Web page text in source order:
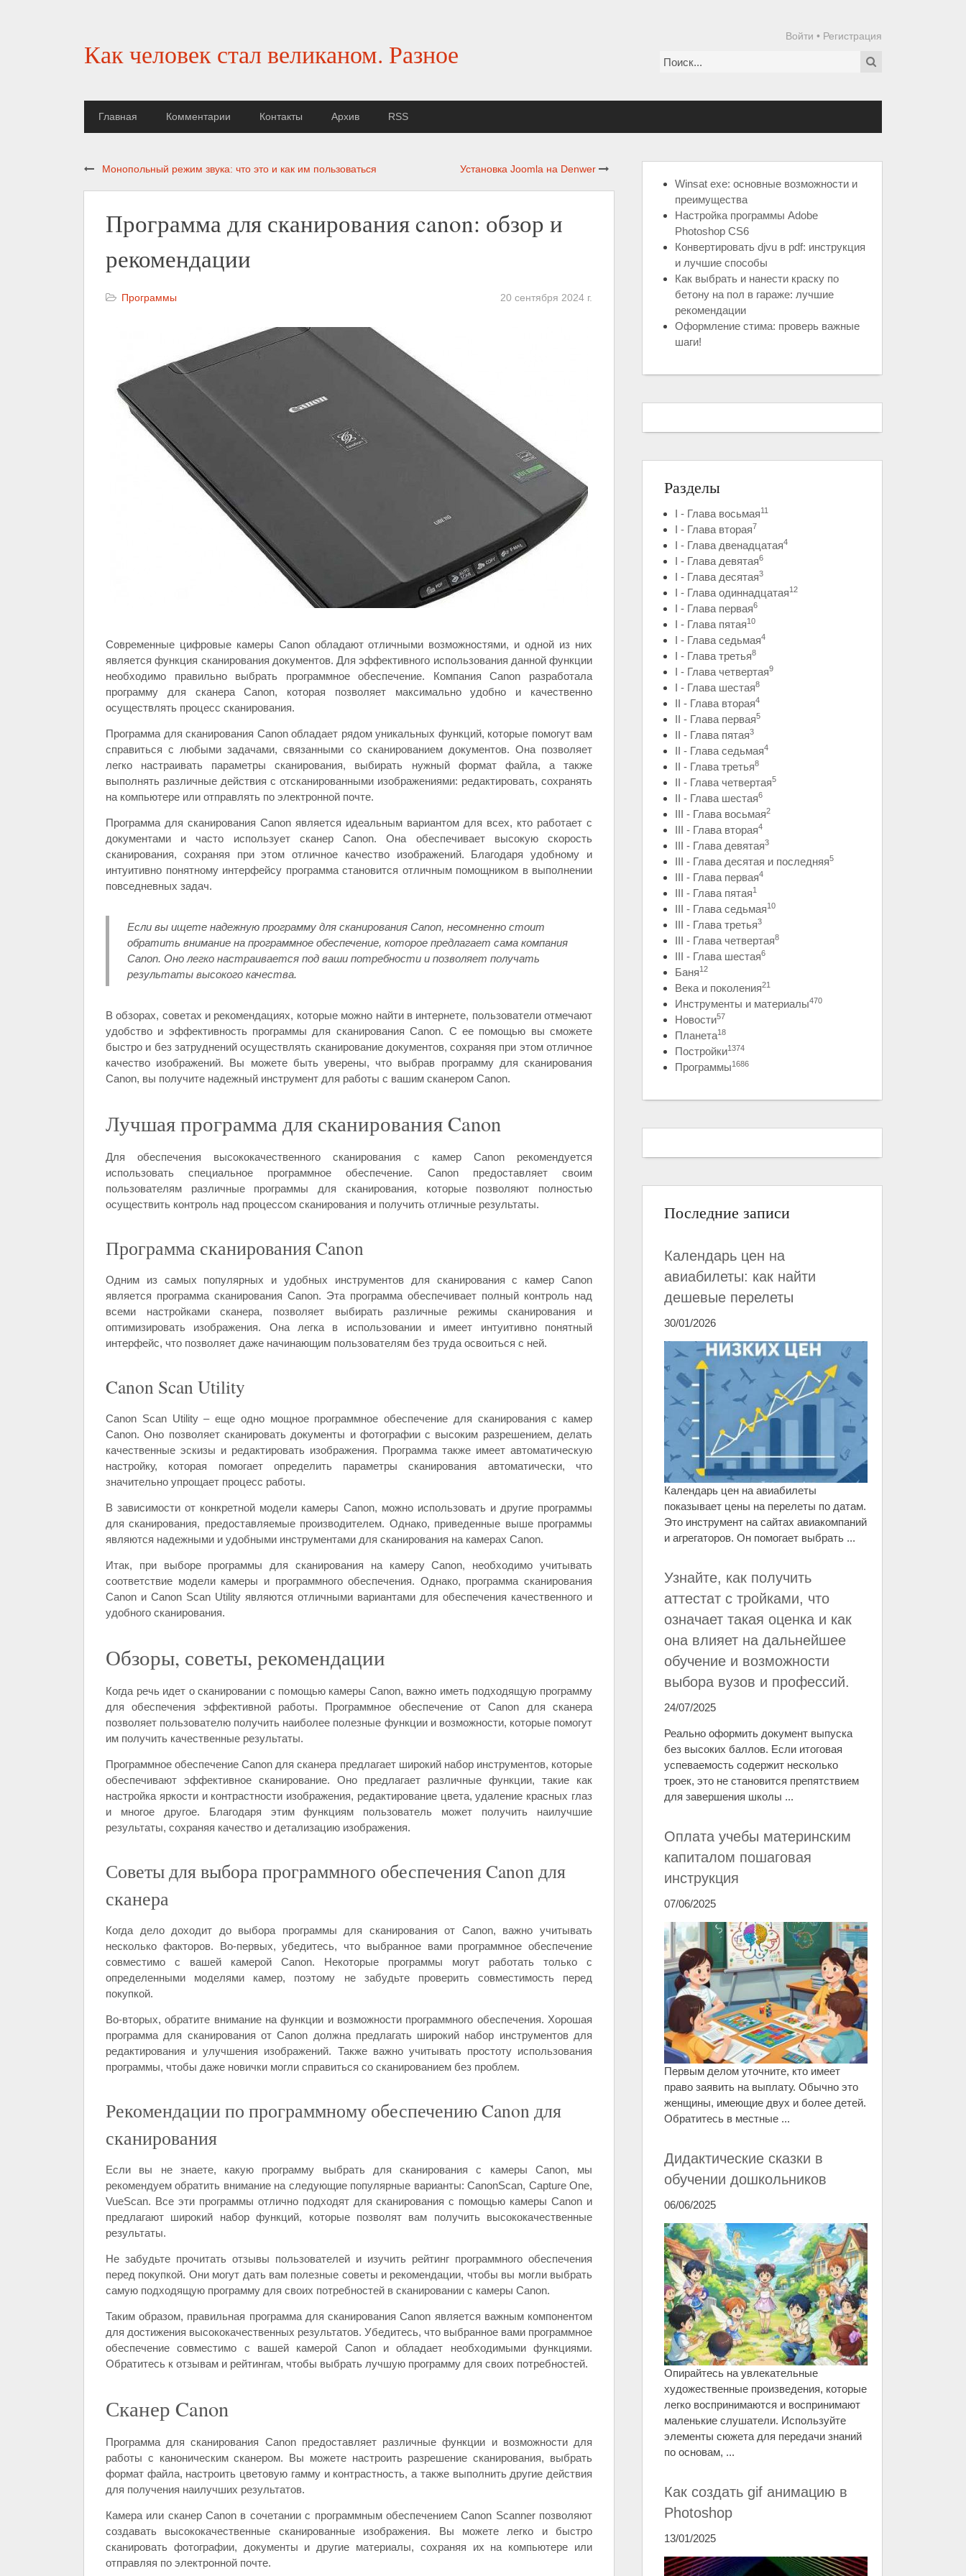
Как человек стал великаном. Разное
Войти • Регистрация
Главная Комментарии Контакты Архив RSS
Монопольный режим звука: что это и как им пользоваться Установка Joomla на Denwer
Программа для сканирования canon: обзор и
рекомендации
Программы 20 сентября 2024 г.
Современные цифровые камеры Canon обладают отличными возможностями, и одной из них
является функция сканирования документов. Для эффективного использования данной функции
необходимо правильно выбрать программное обеспечение. Компания Canon разработала
программу для сканера Canon, которая позволяет максимально удобно и качественно
осуществлять процесс сканирования.
Программа для сканирования Canon обладает рядом уникальных функций, которые помогут вам
справиться с любыми задачами, связанными со сканированием документов. Она позволяет
легко настраивать параметры сканирования, выбирать нужный формат файла, а также
выполнять различные действия с отсканированными изображениями: редактировать, сохранять
на компьютере или отправлять по электронной почте.
Программа для сканирования Canon является идеальным вариантом для всех, кто работает с
документами и часто использует сканер Canon. Она обеспечивает высокую скорость
сканирования, сохраняя при этом отличное качество изображений. Благодаря удобному и
интуитивно понятному интерфейсу программа становится отличным помощником в выполнении
повседневных задач.
Если вы ищете надежную программу для сканирования Canon, несомненно стоит
обратить внимание на программное обеспечение, которое предлагает сама компания
Canon. Оно легко настраивается под ваши потребности и позволяет получать
результаты высокого качества.
В обзорах, советах и рекомендациях, которые можно найти в интернете, пользователи отмечают
удобство и эффективность программы для сканирования Canon. С ее помощью вы сможете
быстро и без затруднений осуществлять сканирование документов, сохраняя при этом отличное
качество изображений. Вы можете быть уверены, что выбрав программу для сканирования
Canon, вы получите надежный инструмент для работы с вашим сканером Canon.
Лучшая программа для сканирования Canon
Для обеспечения высококачественного сканирования с камер Canon рекомендуется
использовать специальное программное обеспечение. Canon предоставляет своим
пользователям различные программы для сканирования, которые позволяют полностью
осуществить контроль над процессом сканирования и получить отличные результаты.
Программа сканирования Canon
Одним из самых популярных и удобных инструментов для сканирования с камер Canon
является программа сканирования Canon. Эта программа обеспечивает полный контроль над
всеми настройками сканера, позволяет выбирать различные режимы сканирования и
оптимизировать изображения. Она легка в использовании и имеет интуитивно понятный
интерфейс, что позволяет даже начинающим пользователям без труда освоиться с ней.
Canon Scan Utility
Canon Scan Utility – еще одно мощное программное обеспечение для сканирования с камер
Canon. Оно позволяет сканировать документы и фотографии с высоким разрешением, делать
качественные эскизы и редактировать изображения. Программа также имеет автоматическую
настройку, которая помогает определить параметры сканирования автоматически, что
значительно упрощает процесс работы.
В зависимости от конкретной модели камеры Canon, можно использовать и другие программы
для сканирования, предоставляемые производителем. Однако, приведенные выше программы
являются надежными и удобными инструментами для сканирования на камерах Canon.
Итак, при выборе программы для сканирования на камеру Canon, необходимо учитывать
соответствие модели камеры и программного обеспечения. Однако, программа сканирования
Canon и Canon Scan Utility являются отличными вариантами для обеспечения качественного и
удобного сканирования.
Обзоры, советы, рекомендации
Когда речь идет о сканировании с помощью камеры Canon, важно иметь подходящую программу
для обеспечения эффективной работы. Программное обеспечение от Canon для сканера
позволяет пользователю получить наиболее полезные функции и возможности, которые помогут
им получить качественные результаты.
Программное обеспечение Canon для сканера предлагает широкий набор инструментов, которые
обеспечивают эффективное сканирование. Оно предлагает различные функции, такие как
настройка яркости и контрастности изображения, редактирование цвета, удаление красных глаз
и многое другое. Благодаря этим функциям пользователь может получить наилучшие
результаты, сохраняя качество и детализацию изображения.
Советы для выбора программного обеспечения Canon для
сканера
Когда дело доходит до выбора программы для сканирования от Canon, важно учитывать
несколько факторов. Во-первых, убедитесь, что выбранное вами программное обеспечение
совместимо с вашей камерой Canon. Некоторые программы могут работать только с
определенными моделями камер, поэтому не забудьте проверить совместимость перед
покупкой.
Во-вторых, обратите внимание на функции и возможности программного обеспечения. Хорошая
программа для сканирования от Canon должна предлагать широкий набор инструментов для
редактирования и улучшения изображений. Также важно учитывать простоту использования
программы, чтобы даже новички могли справиться со сканированием без проблем.
Рекомендации по программному обеспечению Canon для
сканирования
Если вы не знаете, какую программу выбрать для сканирования с камеры Canon, мы
рекомендуем обратить внимание на следующие популярные варианты: CanonScan, Capture One,
VueScan. Все эти программы отлично подходят для сканирования с помощью камеры Canon и
предлагают широкий набор функций, которые позволят вам получить высококачественные
результаты.
Не забудьте прочитать отзывы пользователей и изучить рейтинг программного обеспечения
перед покупкой. Они могут дать вам полезные советы и рекомендации, чтобы вы могли выбрать
самую подходящую программу для своих потребностей в сканировании с камеры Canon.
Таким образом, правильная программа для сканирования Canon является важным компонентом
для достижения высококачественных результатов. Убедитесь, что выбранное вами программное
обеспечение совместимо с вашей камерой Canon и обладает необходимыми функциями.
Обратитесь к отзывам и рейтингам, чтобы выбрать лучшую программу для своих потребностей.
Сканер Canon
Программа для сканирования Canon предоставляет различные функции и возможности для
работы с каноническим сканером. Вы можете настроить разрешение сканирования, выбрать
формат файла, настроить цветовую гамму и контрастность, а также выполнить другие действия
для получения наилучших результатов.
Камера или сканер Canon в сочетании с программным обеспечением Canon Scanner позволяют
создавать высококачественные сканированные изображения. Вы можете легко и быстро
сканировать фотографии, документы и другие материалы, сохраняя их на компьютере или
отправляя по электронной почте.
Winsat exe: основные возможности и
преимущества
Настройка программы Adobe
Photoshop CS6
Конвертировать djvu в pdf: инструкция
и лучшие способы
Как выбрать и нанести краску по
бетону на пол в гараже: лучшие
рекомендации
Оформление стима: проверь важные
шаги!
Разделы
I - Глава восьмая11
I - Глава вторая7
I - Глава двенадцатая4
I - Глава девятая6
I - Глава десятая3
I - Глава одиннадцатая12
I - Глава первая6
I - Глава пятая10
I - Глава седьмая4
I - Глава третья8
I - Глава четвертая9
I - Глава шестая8
II - Глава вторая4
II - Глава первая5
II - Глава пятая3
II - Глава седьмая4
II - Глава третья8
II - Глава четвертая5
II - Глава шестая6
III - Глава восьмая2
III - Глава вторая4
III - Глава девятая3
III - Глава десятая и последняя5
III - Глава первая4
III - Глава пятая1
III - Глава седьмая10
III - Глава третья3
III - Глава четвертая8
III - Глава шестая6
Баня12
Века и поколения21
Инструменты и материалы470
Новости57
Планета18
Постройки1374
Программы1686
Последние записи
Календарь цен на
авиабилеты: как найти
дешевые перелеты
30/01/2026
Календарь цен на авиабилеты
показывает цены на перелеты по датам.
Это инструмент на сайтах авиакомпаний
и агрегаторов. Он помогает выбрать ...
Узнайте, как получить
аттестат с тройками, что
означает такая оценка и как
она влияет на дальнейшее
обучение и возможности
выбора вузов и профессий.
24/07/2025
Реально оформить документ выпуска
без высоких баллов. Если итоговая
успеваемость содержит несколько
троек, это не становится препятствием
для завершения школы ...
Оплата учебы материнским
капиталом пошаговая
инструкция
07/06/2025
Первым делом уточните, кто имеет
право заявить на выплату. Обычно это
женщины, имеющие двух и более детей.
Обратитесь в местные ...
Дидактические сказки в
обучении дошкольников
06/06/2025
Опирайтесь на увлекательные
художественные произведения, которые
легко воспринимаются и воспринимают
маленькие слушатели. Используйте
элементы сюжета для передачи знаний
по основам, ...
Как создать gif анимацию в
Photoshop
13/01/2025